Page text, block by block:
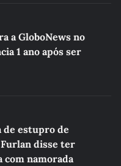
a GloboNews no
1 ano após ser
de estupro de
disse ter
com namorada